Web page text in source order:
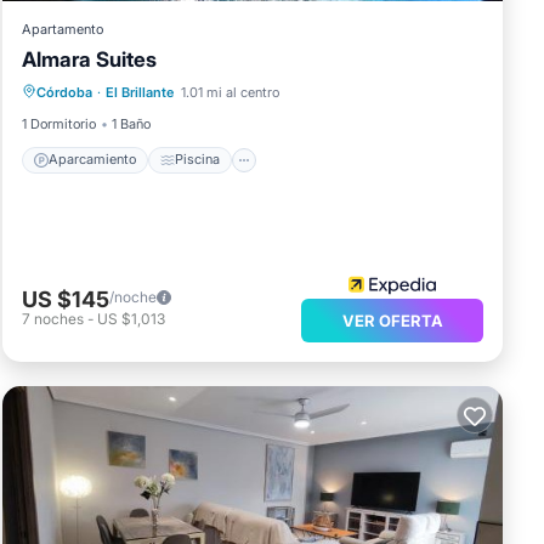
Apartamento
Almara Suites
Córdoba · El Brillante 1.01 mi al centro
1 Dormitorio
1 Baño
Aparcamiento Piscina
Aparcamiento
Balcón/Terraza
Cocina
US $145/noche
7 noches - US $1,013 VER OFERTA